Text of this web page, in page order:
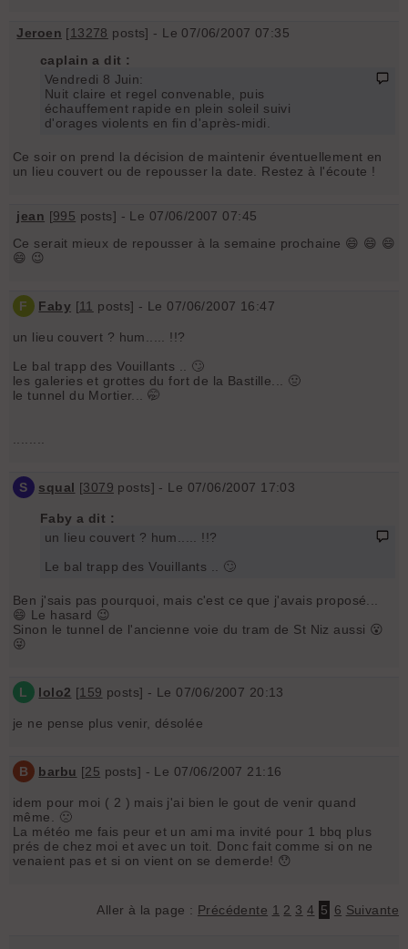
Jeroen [13278 posts] - Le 07/06/2007 07:35
caplain a dit :
Vendredi 8 Juin:
Nuit claire et regel convenable, puis
échauffement rapide en plein soleil suivi
d'orages violents en fin d'après-midi.
Ce soir on prend la décision de maintenir éventuellement en
un lieu couvert ou de repousser la date. Restez à l'écoute !
jean [995 posts] - Le 07/06/2007 07:45
Ce serait mieux de repousser à la semaine prochaine 😄 😄 😄
😄 😉
F Faby [11 posts] - Le 07/06/2007 16:47
un lieu couvert ? hum..... !!?
Le bal trapp des Vouillants .. 🙄
les galeries et grottes du fort de la Bastille... 🤢
le tunnel du Mortier... 🤭
S squal [3079 posts] - Le 07/06/2007 17:03
Faby a dit :
un lieu couvert ? hum..... !!?
Le bal trapp des Vouillants .. 🙄
Ben j'sais pas pourquoi, mais c'est ce que j'avais proposé...
😄 Le hasard 😉
Sinon le tunnel de l'ancienne voie du tram de St Niz aussi 😮
😜
L lolo2 [159 posts] - Le 07/06/2007 20:13
je ne pense plus venir, désolée
B barbu [25 posts] - Le 07/06/2007 21:16
idem pour moi ( 2 ) mais j'ai bien le gout de venir quand
même. 🙁
La météo me fais peur et un ami ma invité pour 1 bbq plus
prés de chez moi et avec un toit. Donc fait comme si on ne
venaient pas et si on vient on se demerde! 😯
Aller à la page : Précédente 1 2 3 4 5 6 Suivante